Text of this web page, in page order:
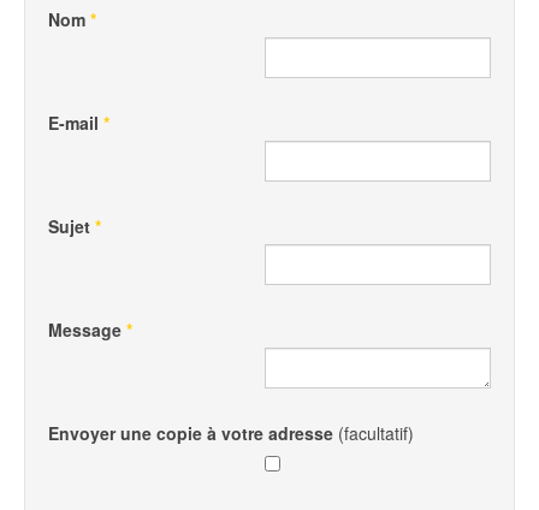
Nom *
E-mail *
Sujet *
Message *
Envoyer une copie à votre adresse (facultatif)